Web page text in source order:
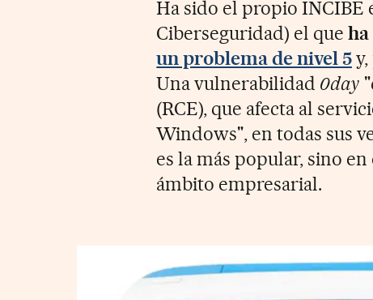
Ha sido el propio INCIBE
Ciberseguridad) el que
un problema de nivel 5
Unavulnerabilidad 0day
(RCE), que afecta al
Windows", en todas sus
es la más popular, sino
ámbito empresarial.